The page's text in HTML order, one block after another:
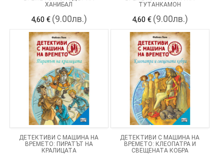
ХАНИБАЛ
4,60 € (9.00лв.)
ТУТАНКАМОН
4,60 € (9.00лв.)
ДЕТЕКТИВИ С МАШИНА НА
ВРЕМЕТО: ПИРАТЪТ НА
КРАЛИЦАТА
ДЕТЕКТИВИ С МАШИНА НА
ВРЕМЕТО: КЛЕОПАТРА И
СВЕЩЕНАТА КОБРА